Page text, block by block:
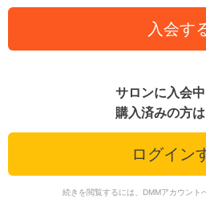
入会す
サロンに入会
購入済みの方
ログイン
続きを閲覧するには、DMMアカウント